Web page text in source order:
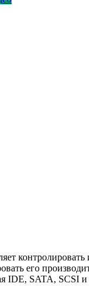
его
IDE, SATA, SCSI